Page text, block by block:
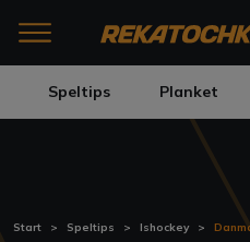
Speltips Planket
Start Speltips Ishockey